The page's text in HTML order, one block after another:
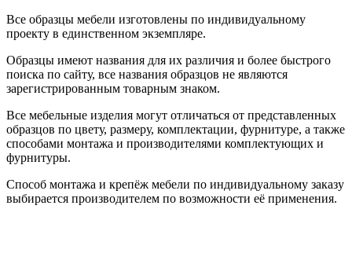
Все образцы мебели изготовлены по индивидуальному
проекту в единственном экземпляре.
Образцы имеют названия для их различия и более быстрого
поиска по сайту, все названия образцов не являются
зарегистрированным товарным знаком.
Все мебельные изделия могут отличаться от представленных
образцов по цвету, размеру, комплектации, фурнитуре, а также
способами монтажа и производителями комплектующих и
фурнитуры.
Способ монтажа и крепёж мебели по индивидуальному заказу
выбирается производителем по возможности её применения.